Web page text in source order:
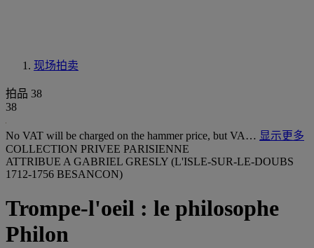
现场拍卖
拍品 38
38
No VAT will be charged on the hammer price, but VA… 显示更多
COLLECTION PRIVEE PARISIENNE
ATTRIBUE A GABRIEL GRESLY (L'ISLE-SUR-LE-DOUBS
1712-1756 BESANCON)
Trompe-l'oeil : le philosophe
Philon